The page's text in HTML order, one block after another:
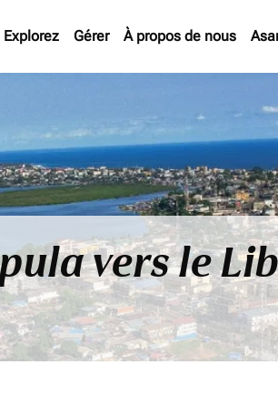
Explorez Gérer À propos de nous
vers le